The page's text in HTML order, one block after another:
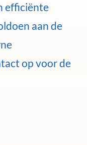
efficiënte
aan de
op voor de